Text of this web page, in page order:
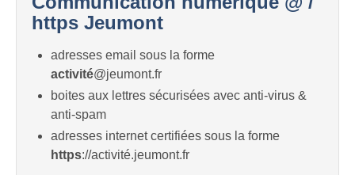
https Jeumont
adresses email sous la forme
activité@jeumont.fr
boites aux lettres sécurisées avec anti-virus &
anti-spam
adresses internet certifiées sous la forme
https://activité.jeumont.fr